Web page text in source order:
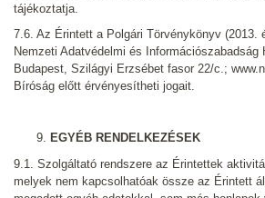
tájékoztatja.
7.6. Az Érintett a Polgári Törvénykönyv (2013.
Nemzeti Adatvédelmi és Információszabadság
Budapest, Szilágyi Erzsébet fasor 22/c.;
Bíróság előtt érvényesítheti jogait.
EGYÉB RENDELKEZÉSEK
9.1. Szolgáltató rendszere az Érintettek
melyek nem kapcsolhatóak össze az Érintett